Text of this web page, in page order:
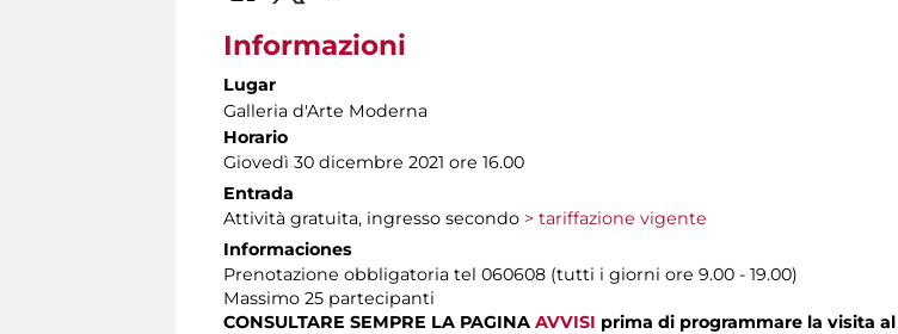
Informazioni
Lugar
Galleria d'Arte Moderna
Horario
Giovedì 30 dicembre 2021 ore 16.00
Entrada
Attività gratuita, ingresso secondo > tariffazione vigente
Informaciones
Prenotazione obbligatoria tel 060608 (tutti i giorni ore 9.00 - 19.00)
Massimo 25 partecipanti
CONSULTARE SEMPRE LA PAGINA AVVISI prima di programmare la visita